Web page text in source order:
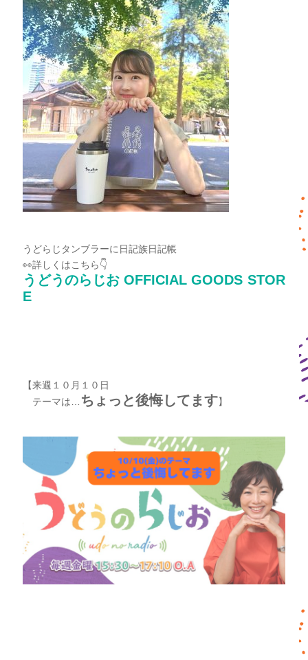
うどらじタンブラーに日記族日記帳
👀詳しくはこちら👇
うどうのらじお OFFICIAL GOODS STOR
E
【来週１０月１０日
テーマは… ちょっと後悔してます】